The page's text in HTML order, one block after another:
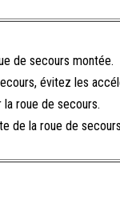
de secours montée.
évitez les
la roue de secours.
de la roue de